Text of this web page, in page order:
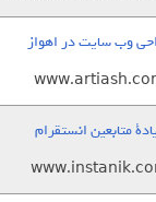
وب سایت در اهواز
متابعين انستقرام